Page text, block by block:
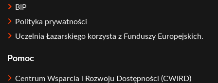
BIP
Polityka prywatności
Uczelnia Łazarskiego korzysta z Funduszy Europejskich.
Pomoc
Centrum Wsparcia i Rozwoju Dostępności (CWiRD)